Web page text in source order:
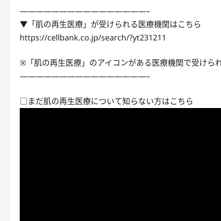
————————————————–
▼「肌の再生医療」が受けられる医療機関はこちら
https://cellbank.co.jp/search/?yt231211
※「肌の再生医療」のアイコンがある医療機関で受けら
————————————————–
□まだ肌の再生医療について知らない方はこちら